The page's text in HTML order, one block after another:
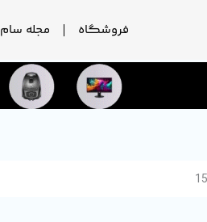
فروشگاه مجله سام